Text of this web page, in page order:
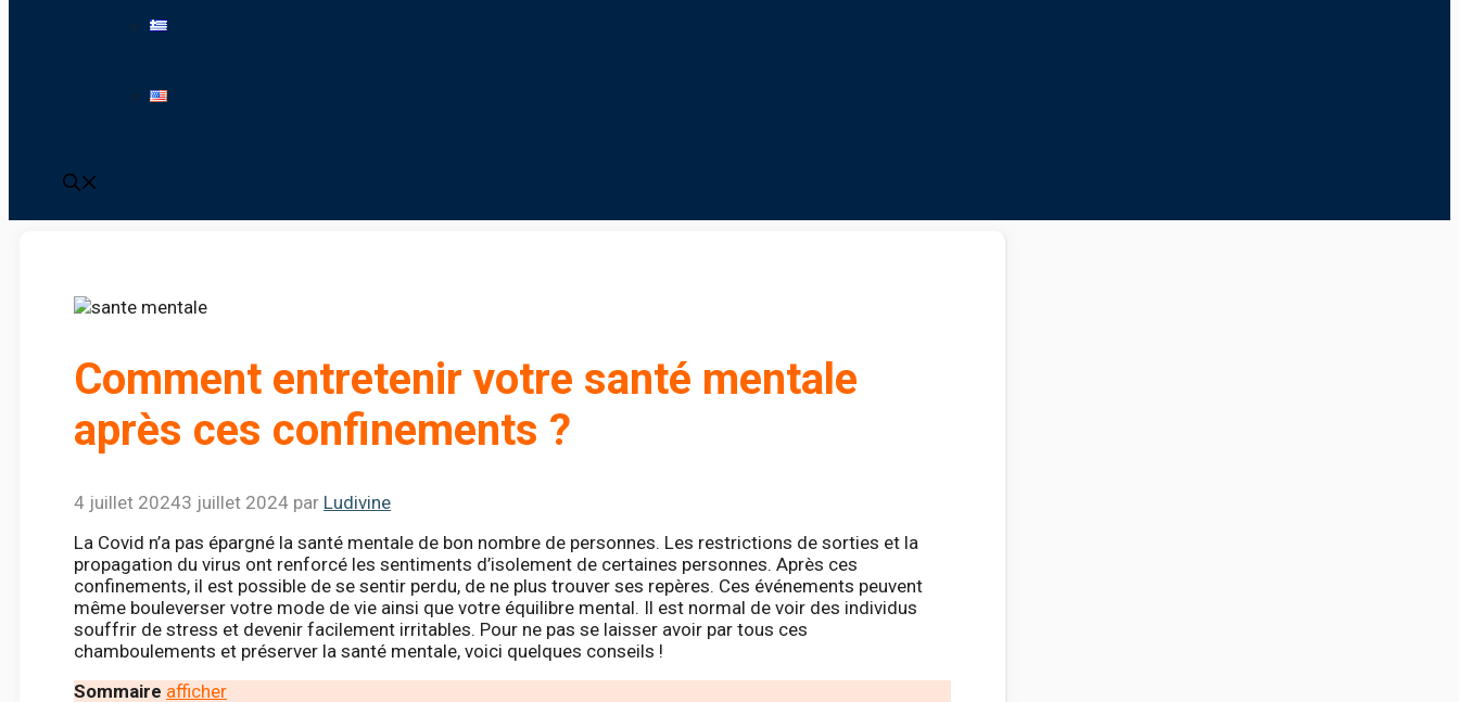
Comment entretenir votre santé mentale
après ces confinements ?
4 juillet 20243 juillet 2024 par Ludivine
La Covid n’a pas épargné la santé mentale de bon nombre de personnes. Les restrictions de sorties et la
propagation du virus ont renforcé les sentiments d’isolement de certaines personnes. Après ces
confinements, il est possible de se sentir perdu, de ne plus trouver ses repères. Ces événements peuvent
même bouleverser votre mode de vie ainsi que votre équilibre mental. Il est normal de voir des individus
souffrir de stress et devenir facilement irritables. Pour ne pas se laisser avoir par tous ces
chamboulements et préserver la santé mentale, voici quelques conseils !
Sommaire afficher